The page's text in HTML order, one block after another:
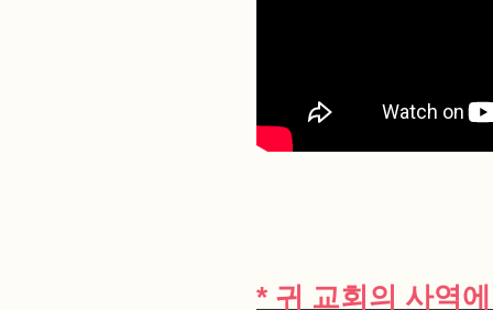
* 귀 교회의 사역